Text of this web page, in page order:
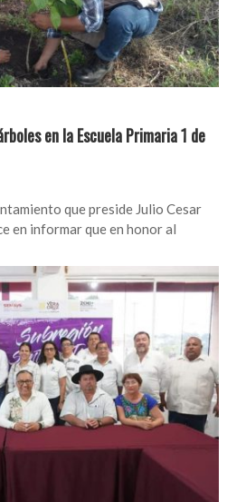
en la Escuela Primaria 1 de
que preside Julio Cesar
en informar que en honor al